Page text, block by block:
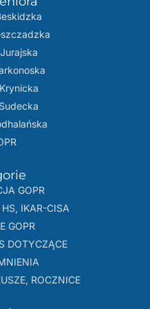
GOPR
IKAR-CISA
GOPR
DOTYCZĄCE
ROCZNICE